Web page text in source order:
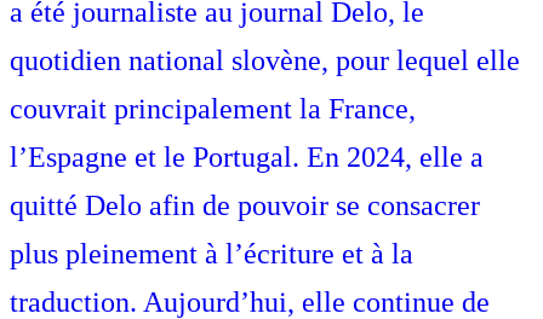
a été journaliste au journal Delo, le
quotidien national slovène, pour lequel elle
couvrait principalement la France,
l’Espagne et le Portugal. En 2024, elle a
quitté Delo afin de pouvoir se consacrer
plus pleinement à l’écriture et à la
traduction. Aujourd’hui, elle continue de